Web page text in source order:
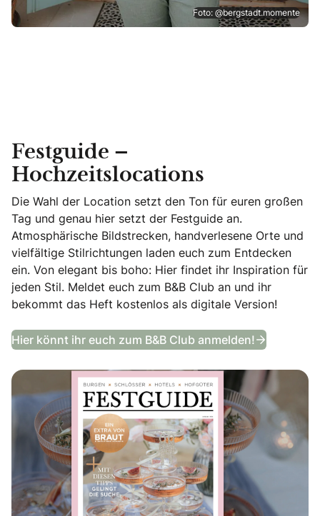
Foto: @bergstadt.momente
Festguide –
Hochzeitslocations
Die Wahl der Location setzt den Ton für euren großen
Tag und genau hier setzt der Festguide an.
Atmosphärische Bildstrecken, handverlesene Orte und
vielfältige Stilrichtungen laden euch zum Entdecken
ein. Von elegant bis boho: Hier findet ihr Inspiration für
jeden Stil. Meldet euch zum B&B Club an und ihr
bekommt das Heft kostenlos als digitale Version!
Hier könnt ihr euch zum B&B Club anmelden!